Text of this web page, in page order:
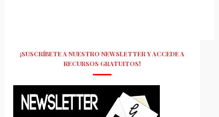
¡SUSCRÍBETE A NUESTRO NEWSLETTER Y ACCEDE A
RECURSOS GRATUITOS!